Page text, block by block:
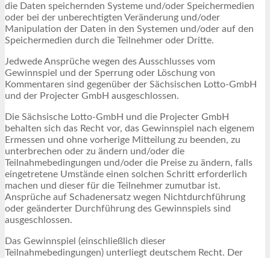
die Daten speichernden Systeme und/oder Speichermedien
oder bei der unberechtigten Veränderung und/oder
Manipulation der Daten in den Systemen und/oder auf den
Speichermedien durch die Teilnehmer oder Dritte.
Jedwede Ansprüche wegen des Ausschlusses vom
Gewinnspiel und der Sperrung oder Löschung von
Kommentaren sind gegenüber der Sächsischen Lotto-GmbH
und der Projecter GmbH ausgeschlossen.
Die Sächsische Lotto-GmbH und die Projecter GmbH
behalten sich das Recht vor, das Gewinnspiel nach eigenem
Ermessen und ohne vorherige Mitteilung zu beenden, zu
unterbrechen oder zu ändern und/oder die
Teilnahmebedingungen und/oder die Preise zu ändern, falls
eingetretene Umstände einen solchen Schritt erforderlich
machen und dieser für die Teilnehmer zumutbar ist.
Ansprüche auf Schadenersatz wegen Nichtdurchführung
oder geänderter Durchführung des Gewinnspiels sind
ausgeschlossen.
Das Gewinnspiel (einschließlich dieser
Teilnahmebedingungen) unterliegt deutschem Recht. Der